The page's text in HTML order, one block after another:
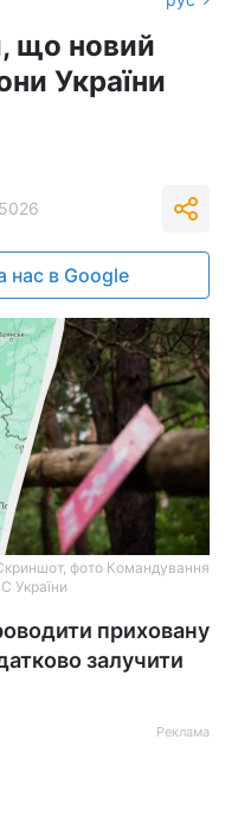
що новий
України
нас в Google
фото Командування
України
приховану
залучити
Реклама